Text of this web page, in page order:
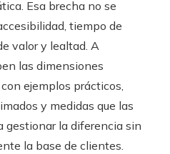
Esa brecha no se
tiempo de
valor y lealtad. A
las dimensiones
ejemplos prácticos,
y medidas que las
gestionar la diferencia sin
la base de clientes.